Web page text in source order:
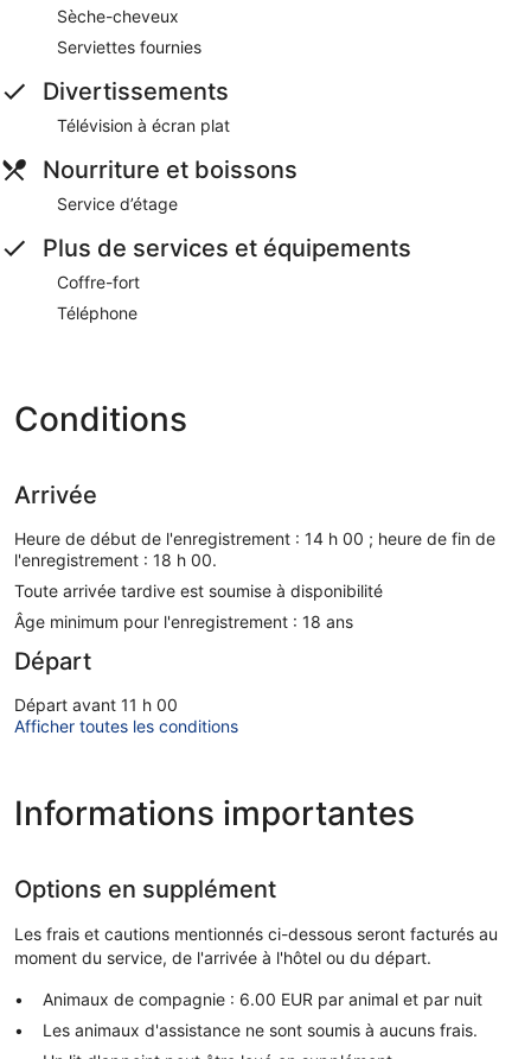
Sèche-cheveux
Serviettes fournies
Divertissements
Télévision à écran plat
Nourriture et boissons
Service d’étage
Plus de services et équipements
Coffre-fort
Téléphone
Conditions
Arrivée
Heure de début de l'enregistrement : 14 h 00 ; heure de fin de
l'enregistrement : 18 h 00.
Toute arrivée tardive est soumise à disponibilité
Âge minimum pour l'enregistrement : 18 ans
Départ
Départ avant 11 h 00
Afficher toutes les conditions
Informations importantes
Options en supplément
Les frais et cautions mentionnés ci-dessous seront facturés au
moment du service, de l'arrivée à l'hôtel ou du départ.
Animaux de compagnie : 6.00 EUR par animal et par nuit
Les animaux d'assistance ne sont soumis à aucuns frais.